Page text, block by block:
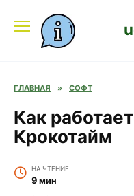
содержанию
ГЛАВНАЯ » СОФТ
Как
Крокотайм
НА ЧТЕНИЕ
9 мин